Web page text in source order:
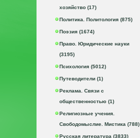
хозяйство (17)
Политика. Политология (875)
Поэзия (1674)
Право. Юридические науки
(3195)
Психология (5012)
Путеводители (1)
Реклама. Связи с
общественностью (1)
Религиозные учения.
Свободомыслие. Мистика (788)
Русская литература (3833)